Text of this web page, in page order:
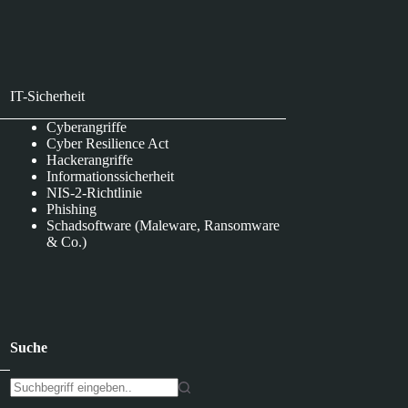
IT-Sicherheit
Cyberangriffe
Cyber Resilience Act
Hackerangriffe
Informationssicherheit
NIS-2-Richtlinie
Phishing
Schadsoftware (Maleware, Ransomware
& Co.)
Suche